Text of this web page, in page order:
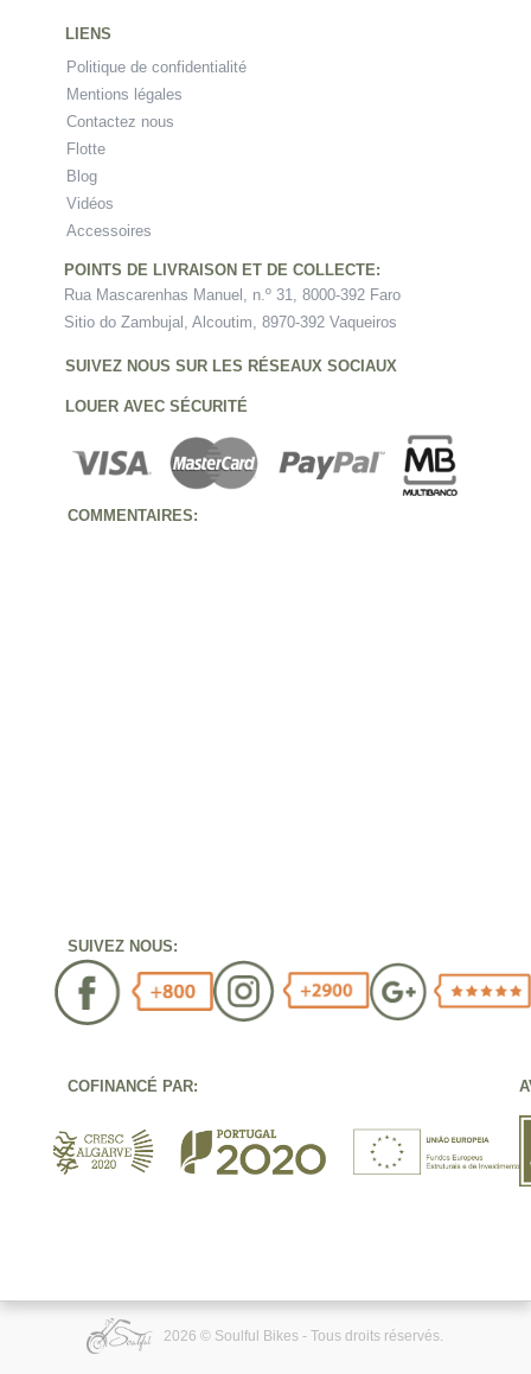
LIENS
Politique de confidentialité
Mentions légales
Contactez nous
Flotte
Blog
Vidéos
Accessoires
POINTS DE LIVRAISON ET DE COLLECTE:
Rua Mascarenhas Manuel, n.º 31, 8000-392 Faro
Sitio do Zambujal, Alcoutim, 8970-392 Vaqueiros
SUIVEZ NOUS SUR LES RÉSEAUX SOCIAUX
LOUER AVEC SÉCURITÉ
COMMENTAIRES:
SUIVEZ NOUS:
COFINANCÉ PAR:
2026 © Soulful Bikes - Tous droits réservés.